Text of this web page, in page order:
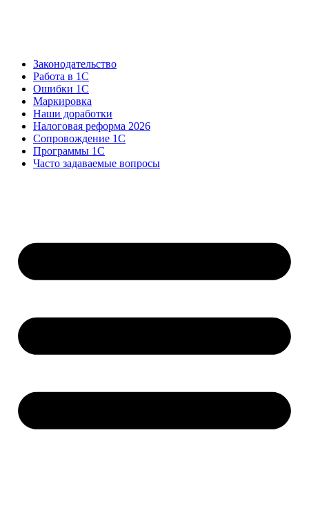
Законодательство
Работа в 1С
Ошибки 1С
Маркировка
Наши доработки
Налоговая реформа 2026
Сопровождение 1С
Программы 1С
Часто задаваемые вопросы